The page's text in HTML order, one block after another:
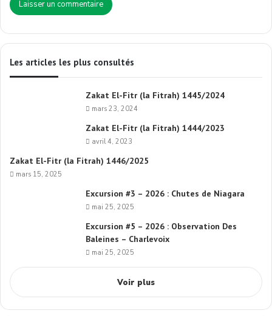
Les articles les plus consultés
Zakat El-Fitr (la Fitrah) 1445/2024
mars 23, 2024
Zakat El-Fitr (la Fitrah) 1444/2023
avril 4, 2023
Zakat El-Fitr (la Fitrah) 1446/2025
mars 15, 2025
Excursion #3 – 2026 : Chutes de Niagara
mai 25, 2025
Excursion #5 – 2026 : Observation Des
Baleines – Charlevoix
mai 25, 2025
Voir plus